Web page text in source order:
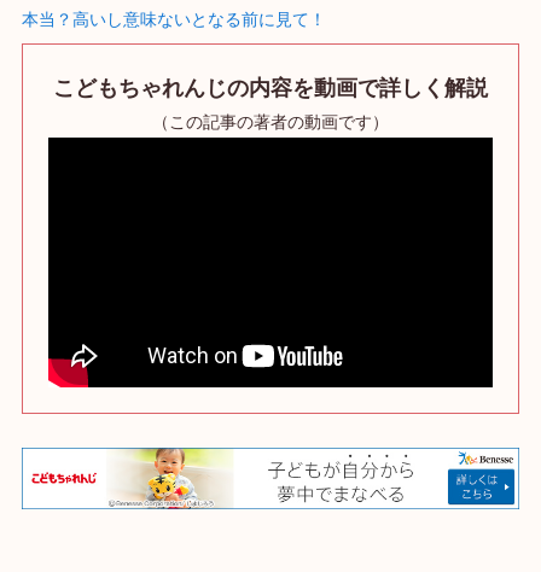
本当？高いし意味ないとなる前に見て！
こどもちゃれんじの内容を動画で詳しく解説
（この記事の著者の動画です）